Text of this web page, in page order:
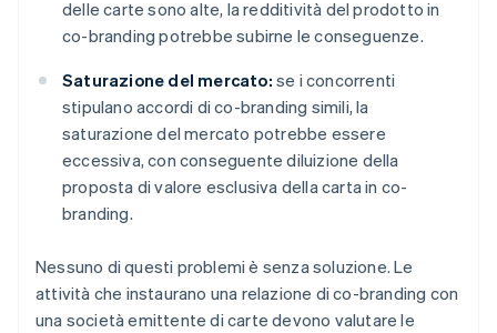
delle carte sono alte, la redditività del prodotto in
co-branding potrebbe subirne le conseguenze.
Saturazione del mercato: se i concorrenti
stipulano accordi di co-branding simili, la
saturazione del mercato potrebbe essere
eccessiva, con conseguente diluizione della
proposta di valore esclusiva della carta in co-
branding.
Nessuno di questi problemi è senza soluzione. Le
attività che instaurano una relazione di co-branding con
una società emittente di carte devono valutare le